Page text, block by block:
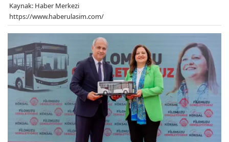
Kaynak: Haber Merkezi
https://www.haberulasim.com/